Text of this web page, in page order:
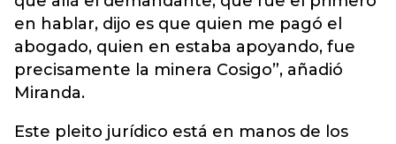
en hablar, dijo es que quien me pagó el
abogado, quien en estaba apoyando, fue
precisamente la minera Cosigo”, añadió
Miranda.
Este pleito jurídico está en manos de los